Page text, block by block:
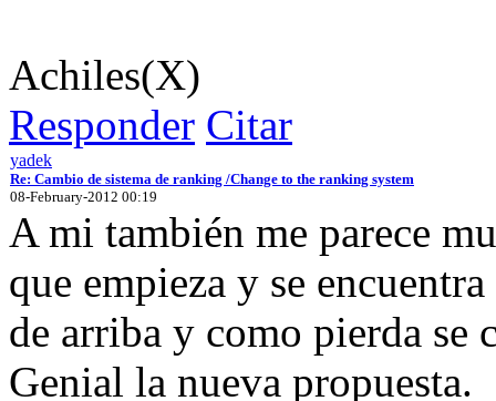
Achiles(X)
Responder Citar
yadek
Re: Cambio de sistema de ranking /Change to the ranking system
08-February-2012 00:19
A mi también me parece
que empieza y se
de arriba y como pierda se
Genial la nueva propuesta.